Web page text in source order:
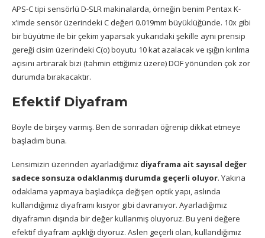
APS-C tipi sensörlü D-SLR makinalarda, örneğin benim Pentax K-
x’imde sensör üzerindeki C değeri 0.019mm büyüklüğünde. 10x gibi
bir büyütme ile bir çekim yaparsak yukarıdaki şekille aynı prensip
gereği cisim üzerindeki C(o) boyutu 10 kat azalacak ve ışığın kırılma
açısını artırarak bizi (tahmin ettiğimiz üzere) DOF yönünden çok zor
durumda bırakacaktır.
Efektif Diyafram
Böyle de birşey varmış. Ben de sonradan öğrenip dikkat etmeye
başladım buna.
Lensimizin üzerinden ayarladığımız diyaframa ait sayısal değer
sadece sonsuza odaklanmış durumda geçerli oluyor. Yakına
odaklama yapmaya başladıkça değişen optik yapı, aslında
kullandığımız diyaframı kısıyor gibi davranıyor. Ayarladığımız
diyaframın dışında bir değer kullanmış oluyoruz. Bu yeni değere
efektif diyafram açıklığı diyoruz. Aslen geçerli olan, kullandığımız